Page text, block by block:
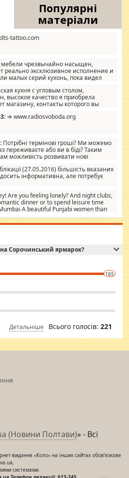
Популярні
матеріали
tattoo.com
чрезвычайно насыщен,
реально эксклюзивное исполнение и
малых серий кухонь, пока видел
креативненько и что главное -
ненужных наворотов удорожающих
фактор.
кухня с угловым столом,
высокое качество я приобрела
магазину, контакты которого вы
⇒ www.radiosvoboda.org
Потрібні термінові гроші? Ми можемо
переживаєте або ви в біді? Таким
можливість розвивати нові
дати їм шанс. Кожен
і, оскільки влада не зможе, вони
Для нас нема багато суми, і зрілість
сум і нічого іншого. Не чекайте і не
суму, яку ви хочете подати, і ми
варіантами. зв'яжіться з нами
Вам потрібні термінові
(27.05.2016) більшість вказаних
інформативна, але потребує
Are you feeling lonely? And night clubs,
dinner or to spend leisure time
A beautiful Punjabi women than
that you guys feel like 5 star luxury
in their search for loved solitaire free
figure and shapely body shapes.
truthful, friendly and cheerful girl.
the latest pictures of her body and the
Mirchandani health and figure
fit and regularly go to the health
Сорочинський ярмарок?
165
Детальніше Всього голосів: 221
(Новини Полтави)» - Всі
видання «Коло» на інших сайтах обов’язкове
системами.